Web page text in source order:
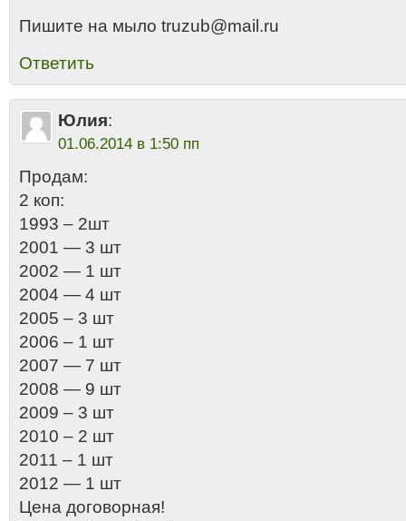
Пишите на мыло truzub@mail.ru
Ответить
Юлия:
01.06.2014 в 1:50 пп
Продам:
2 коп:
1993 – 2шт
2001 — 3 шт
2002 — 1 шт
2004 — 4 шт
2005 – 3 шт
2006 – 1 шт
2007 — 7 шт
2008 — 9 шт
2009 – 3 шт
2010 – 2 шт
2011 – 1 шт
2012 — 1 шт
Цена договорная!